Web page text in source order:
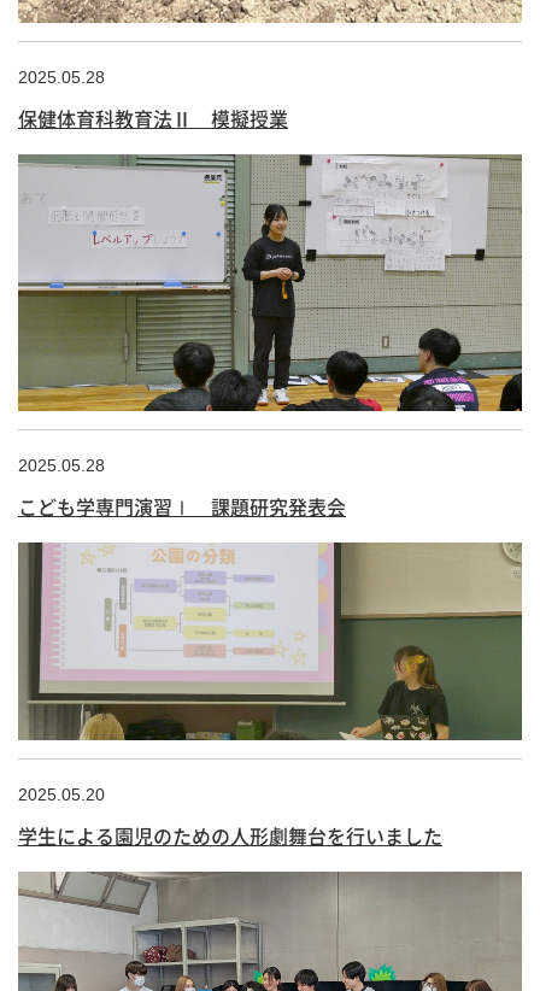
2025.05.28
保健体育科教育法Ⅱ 模擬授業
2025.05.28
こども学専門演習Ⅰ 課題研究発表会
2025.05.20
学生による園児のための人形劇舞台を行いました